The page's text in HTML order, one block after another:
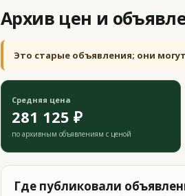
Архив цен и
Это старые объявления; они
Средняя цена
281 125 ₽
по архивным объявлениям с ценой
Где публиковали